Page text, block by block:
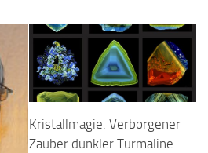
Kristallmagie. Verborgener
Zauber dunkler Turmaline